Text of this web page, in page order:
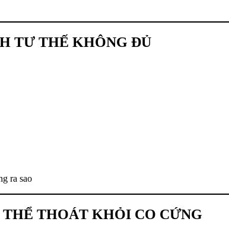
TƯ THẾ KHÔNG ĐỦ
THOÁT KHỎI CO CỨNG